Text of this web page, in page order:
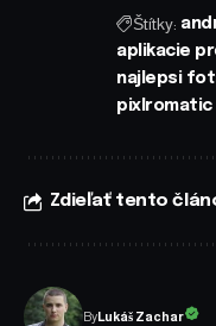
Štítky:
aplikacie
najlepsi
pixlromatic
Zdieľať tento
ByLukáš Zachar